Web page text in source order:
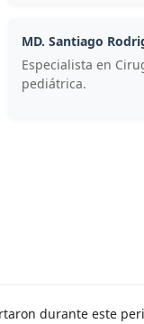
MD. Santiago
Especialista en
pediátrica.
durante este